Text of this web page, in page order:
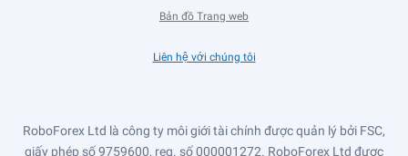
Bản đồ Trang web
Liên hệ với chúng tôi
RoboForex Ltd là công ty môi giới tài chính được quản lý bởi FSC,
giấy phép số 9759600, reg. số 000001272. RoboForex Ltd được